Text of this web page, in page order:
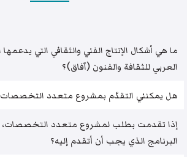
ما هي أشكال الإنتاج الفني والثقافي التي
العربي للثقافة والفنون (آفاق)؟
هل يمكنني التقدّم بمشروع متعدد
إذا تقدمت بطلب لمشروع متعدد التخصصات،
البرنامج الذي يجب أن أتقدم إليه؟